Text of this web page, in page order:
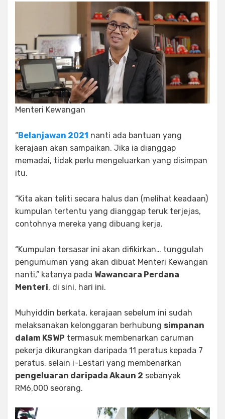
Menteri Kewangan
“Belanjawan 2021 nanti ada bantuan yang
kerajaan akan sampaikan. Jika ia dianggap
memadai, tidak perlu mengeluarkan yang disimpan
itu.
“Kita akan teliti secara halus dan (melihat keadaan)
kumpulan tertentu yang dianggap teruk terjejas,
contohnya mereka yang dibuang kerja.
“Kumpulan tersasar ini akan difikirkan… tunggulah
pengumuman yang akan dibuat Menteri Kewangan
nanti,” katanya pada Wawancara Perdana
Menteri, di sini, hari ini.
Muhyiddin berkata, kerajaan sebelum ini sudah
melaksanakan kelonggaran berhubung simpanan
dalam KSWP termasuk membenarkan caruman
pekerja dikurangkan daripada 11 peratus kepada 7
peratus, selain i-Lestari yang membenarkan
pengeluaran daripada Akaun 2 sebanyak
RM6,000 seorang.